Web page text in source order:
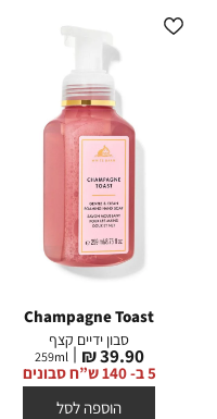
Champagne Toast
סבון ידיים קצף
מחיר
מוצר
39.90 ₪
259ml
5 ב- 140 ש”ח סבונים
הוספה לסל